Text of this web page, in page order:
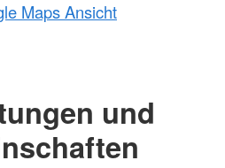
Maps Ansicht
und